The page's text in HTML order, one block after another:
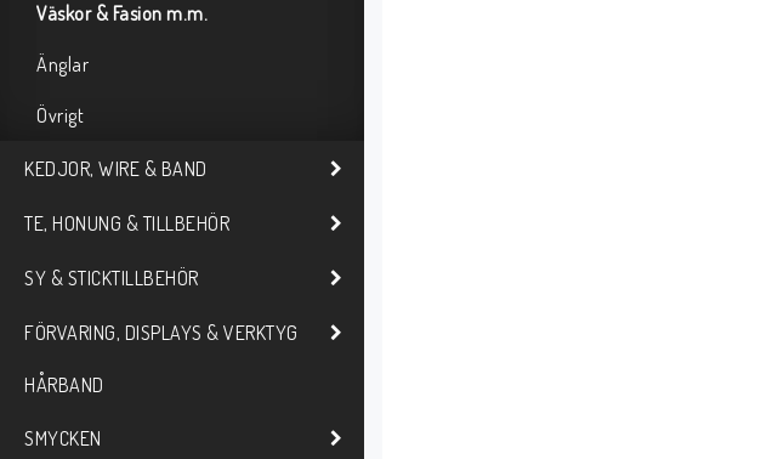
Väskor & Fasion m.m.
Änglar
Övrigt
KEDJOR, WIRE & BAND
TE, HONUNG & TILLBEHÖR
SY & STICKTILLBEHÖR
FÖRVARING, DISPLAYS & VERKTYG
HÅRBAND
SMYCKEN